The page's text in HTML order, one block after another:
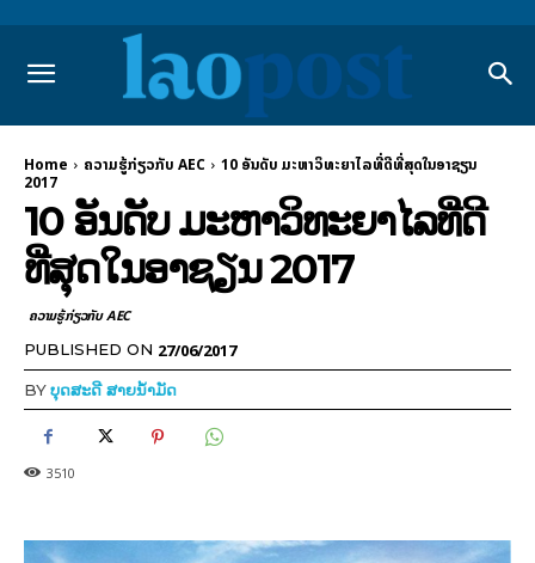
Home ຄວາມຮູ້ກ່ຽວກັບ AEC
10 ອັນດັບ ມະຫາວິທະຍາໄລທີ່ດີທີ່ສຸດໃນອາຊຽນ
2017
10 ອັນດັບ ມະຫາວິທະຍາໄລທີ່ດີ
ທີ່ສຸດໃນອາຊຽນ 2017
ຄວາມຮູ້ກ່ຽວກັບ AEC
PUBLISHED ON 27/06/2017
BYບຸດສະດີ ສາຍນ້ຳມັດ
3510